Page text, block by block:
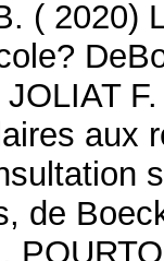
( 2020)
aux
de